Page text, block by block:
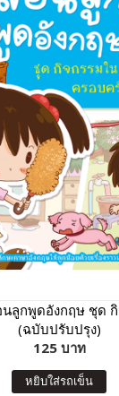
นลูกพูดอังกฤษ ชุด
(ฉบับปรับปรุง)
125 บาท
หยิบใส่รถเข็น